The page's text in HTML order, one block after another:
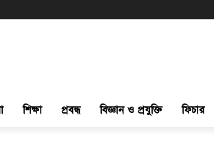
শিক্ষা প্রবন্ধ বিজ্ঞান ও প্রযুক্তি ফিচার